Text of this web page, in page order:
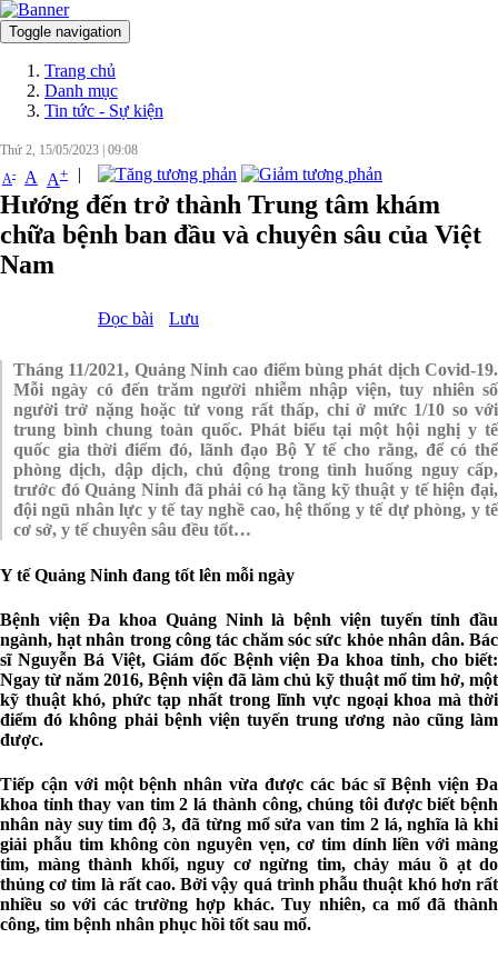
Toggle navigation
Trang chủ
Danh mục
Tin tức - Sự kiện
Thứ 2, 15/05/2023 09:08
A- A A+ |
Hướng đến trở thành Trung tâm khám
chữa bệnh ban đầu và chuyên sâu của Việt
Nam
Đọc bài Lưu
Tháng 11/2021, Quảng Ninh cao điểm bùng phát dịch Covid-19.
Mỗi ngày có đến trăm người nhiễm nhập viện, tuy nhiên số
người trở nặng hoặc tử vong rất thấp, chỉ ở mức 1/10 so với
trung bình chung toàn quốc. Phát biểu tại một hội nghị y tế
quốc gia thời điểm đó, lãnh đạo Bộ Y tế cho rằng, để có thể
phòng dịch, dập dịch, chủ động trong tình huống nguy cấp,
trước đó Quảng Ninh đã phải có hạ tầng kỹ thuật y tế hiện đại,
đội ngũ nhân lực y tế tay nghề cao, hệ thống y tế dự phòng, y tế
cơ sở, y tế chuyên sâu đều tốt…
Y tế Quảng Ninh đang tốt lên mỗi ngày
Bệnh viện Đa khoa Quảng Ninh là bệnh viện tuyến tỉnh đầu
ngành, hạt nhân trong công tác chăm sóc sức khỏe nhân dân. Bác
sĩ Nguyễn Bá Việt, Giám đốc Bệnh viện Đa khoa tỉnh, cho biết:
Ngay từ năm 2016, Bệnh viện đã làm chủ kỹ thuật mổ tim hở, một
kỹ thuật khó, phức tạp nhất trong lĩnh vực ngoại khoa mà thời
điểm đó không phải bệnh viện tuyến trung ương nào cũng làm
được.
Tiếp cận với một bệnh nhân vừa được các bác sĩ Bệnh viện Đa
khoa tỉnh thay van tim 2 lá thành công, chúng tôi được biết bệnh
nhân này suy tim độ 3, đã từng mổ sửa van tim 2 lá, nghĩa là khi
giải phẫu tim không còn nguyên vẹn, cơ tim dính liền với màng
tim, màng thành khối, nguy cơ ngừng tim, chảy máu ồ ạt do
thủng cơ tim là rất cao. Bởi vậy quá trình phẫu thuật khó hơn rất
nhiều so với các trường hợp khác. Tuy nhiên, ca mổ đã thành
công, tim bệnh nhân phục hồi tốt sau mổ.